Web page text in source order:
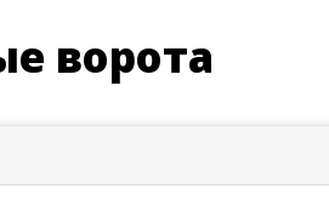
ворота